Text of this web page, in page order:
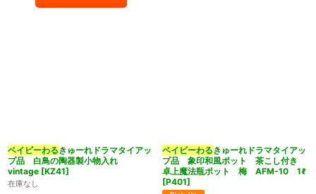
ベイビーわる きゅーれドラマタイアッ
プ品 白鳥の陶器製小物入れ
vintage [KZ41]
在庫なし
ベイビーわる きゅーれドラマタイアッ
プ品 象印和風ポット 茶こし付き
卓上魔法瓶ポット 梅 AFM-10 1ℓ
[P401]